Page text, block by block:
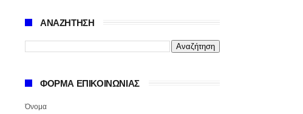
ΑΝΑΖΗΤΗΣΗ
ΦΟΡΜΑ ΕΠΙΚΟΙΝΩΝΙΑΣ
Όνομα